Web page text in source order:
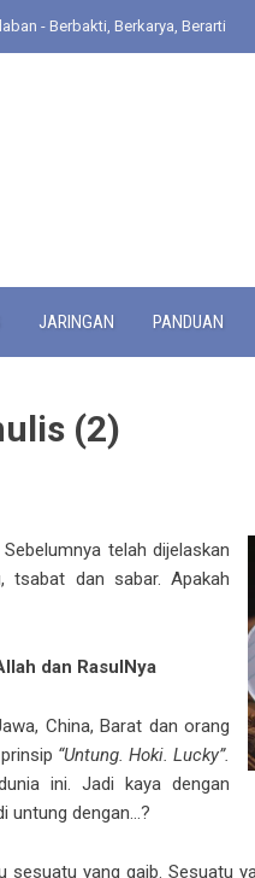
- Berbakti, Berkarya, Berarti
JARINGAN PANDUAN
(2)
telah dijelaskan
tsabat dan sabar. Apakah
dan RasulNya
China, Barat dan orang
“Untung. Hoki. Lucky”.
ini. Jadi kaya dengan
untung dengan…?
yang gaib. Sesuatu